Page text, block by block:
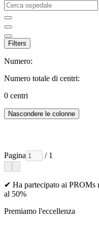
Filters
Numero:
Numero totale di centri:
0 centri
Nascondere le colonne
Pagina / 1
✔ Ha partecipato ai PROMs
al 50%
Premiamo l'eccellenza